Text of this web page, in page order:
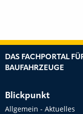
DAS FACHPORTAL
BAUFAHRZEUGE
Blickpunkt
Allgemein - Aktuelles